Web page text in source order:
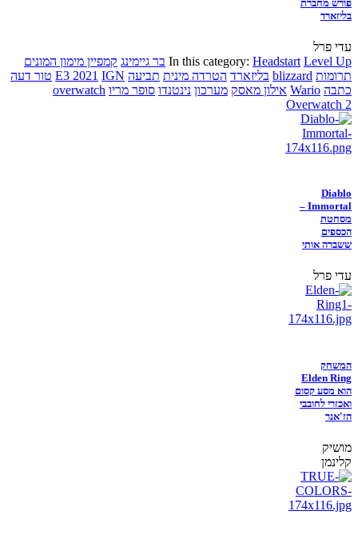
פורש מחברת
בליזארד
עדי פרל
In this category: Headstart Level Up בר גיימינג קמפיין מימון המונים
תרומות blizzard בליזארד הטרדה מינית תביעה E3 2021 IGN
טור דעה
כתבה Wario אילון מאסק מערכון נינטנדו סופר מריו overwatch
Overwatch 2
Diablo
Immortal –
מסחטת
הכספים
ששברה אותי
עדי פרל
המשחק
Elden Ring
הוא מסע קסום
ואכזרי לחובבי
הז'אנר
מושיק
קלינמן